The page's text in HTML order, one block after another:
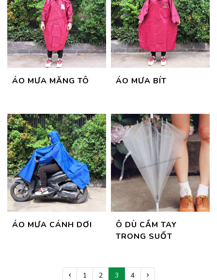
ÁO MƯA MĂNG TÔ ÁO MƯA BÍT
ÁO MƯA CÁNH DƠI
Ô DÙ CẦM TAY
TRONG SUỐT
1 2 3 4